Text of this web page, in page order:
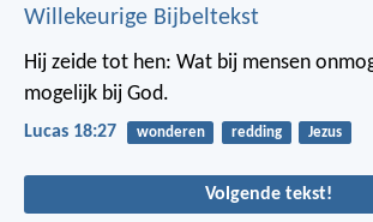
Willekeurige Bijbeltekst
Hij zeide tot hen: Wat bij mensen
mogelijk bij God.
Lucas 18:27 wonderen redding Jezus
Volgende tekst!